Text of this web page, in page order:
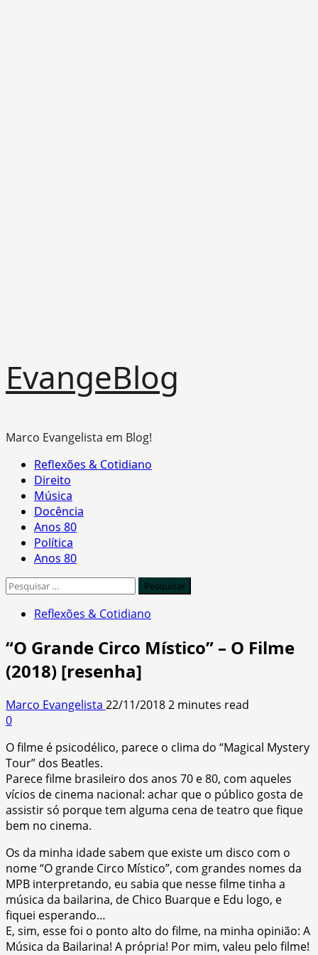
to
content
EvangeBlog
Marco Evangelista em Blog!
Primary
Menu
Reflexões & Cotidiano
Direito
Música
Docência
Anos 80
Política
Anos 80
Pesquisar
Reflexões & Cotidiano
“O Grande Circo Místico” – O Filme
(2018) [resenha]
Marco Evangelista 22/11/20182 minutes read
0
O filme é psicodélico, parece o clima do “Magical Mystery
Tour” dos Beatles.
Parece filme brasileiro dos anos 70 e 80, com aqueles
vícios de cinema nacional: achar que o público gosta de
assistir só porque tem alguma cena de teatro que fique
bem no cinema.
Os da minha idade sabem que existe um disco com o
nome “O grande Circo Místico”, com grandes nomes da
MPB interpretando, eu sabia que nesse filme tinha a
música da bailarina, de Chico Buarque e Edu logo, e
fiquei esperando…
E, sim, esse foi o ponto alto do filme, na minha opinião: A
Música da Bailarina! A própria! Por mim, valeu pelo filme!